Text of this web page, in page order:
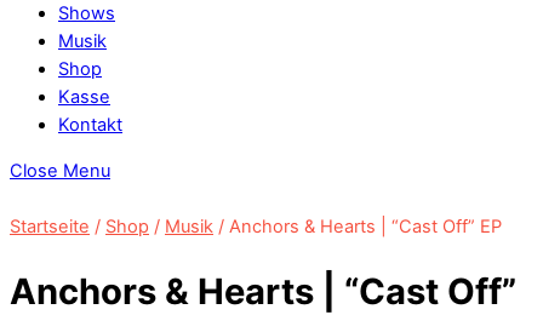
Shows
Musik
Shop
Kasse
Kontakt
Close Menu
Startseite / Shop / Musik / Anchors & Hearts | “Cast Off” EP
Anchors & Hearts | “Cast Off”